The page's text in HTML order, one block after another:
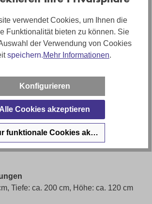
Tiefe: ca. 200 cm, Höhe: ca. 120 cm
verwendet Cookies, um Ihnen die
Funktionalität bieten zu können. Sie
der Verwendung von Cookies
speichern.Mehr Informationen.
Konfigurieren
Cookies akzeptieren
funktionale Cookies akzeptieren